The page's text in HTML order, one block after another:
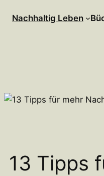
Inhalt
Nachhaltig Leben
13 Tipps